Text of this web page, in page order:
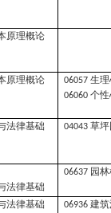
原理概论
原理概论 06057生
06060个
法律基础 04043草
法律基础
06637 园
法律基础 06936建